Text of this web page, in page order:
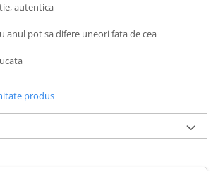
autentica
anul pot sa difere uneori fata de cea
produs